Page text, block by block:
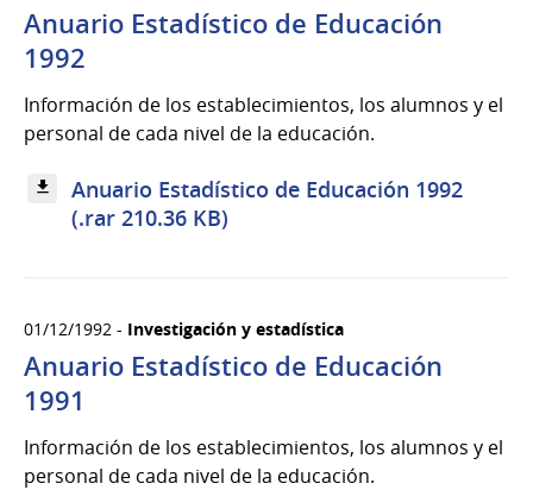
Anuario Estadístico de Educación
1992
Información de los establecimientos, los alumnos y el
personal de cada nivel de la educación.
Anuario Estadístico de Educación 1992
(.rar 210.36 KB)
01/12/1992 - Investigación y estadística
Anuario Estadístico de Educación
1991
Información de los establecimientos, los alumnos y el
personal de cada nivel de la educación.